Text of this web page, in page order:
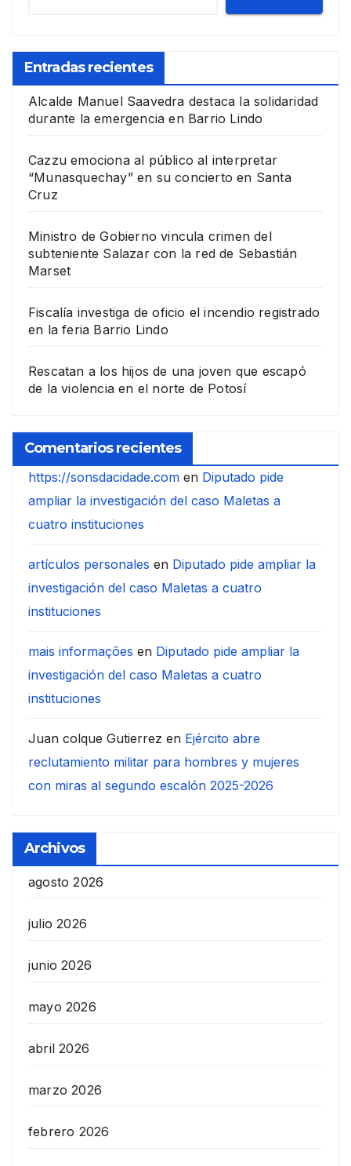
Entradas recientes
Alcalde Manuel Saavedra destaca la solidaridad
durante la emergencia en Barrio Lindo
Cazzu emociona al público al interpretar
“Munasquechay” en su concierto en Santa
Cruz
Ministro de Gobierno vincula crimen del
subteniente Salazar con la red de Sebastián
Marset
Fiscalía investiga de oficio el incendio registrado
en la feria Barrio Lindo
Rescatan a los hijos de una joven que escapó
de la violencia en el norte de Potosí
Comentarios recientes
https://sonsdacidade.com en Diputado pide
ampliar la investigación del caso Maletas a
cuatro instituciones
artículos personales en Diputado pide ampliar la
investigación del caso Maletas a cuatro
instituciones
mais informações en Diputado pide ampliar la
investigación del caso Maletas a cuatro
instituciones
Juan colque Gutierrez en Ejército abre
reclutamiento militar para hombres y mujeres
con miras al segundo escalón 2025-2026
Archivos
agosto 2026
julio 2026
junio 2026
mayo 2026
abril 2026
marzo 2026
febrero 2026